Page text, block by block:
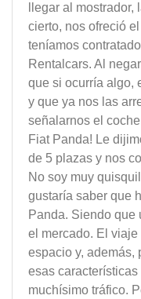
llegar al
cierto, nos ofreció
teníamos
Rentalcars. Al
que si ocurría algo,
y que ya nos las
señalarnos el
Fiat Panda! Le
de 5 plazas y nos
No soy muy
gustaría saber que
Panda. Siendo que
el mercado. El
espacio y, además,
esas
muchísimo tráfico.